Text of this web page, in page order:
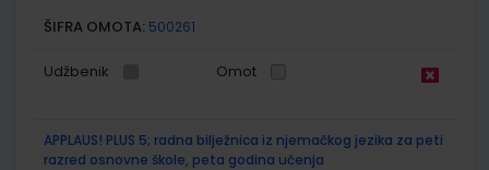
ŠIFRA OMOTA: 500261
Udžbenik Omot
APPLAUS! PLUS 5; radna bilježnica iz njemačkog jezika za peti
razred osnovne škole, peta godina učenja